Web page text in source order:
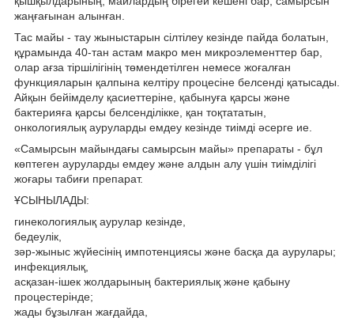
жаңғағынан алынған.
Тас майы - тау жыныстарын сілтілеу кезінде пайда болатын,
құрамында 40-тан астам макро мен микроэлементтер бар,
олар ағза тіршілігінің төмендетілген немесе жоғалған
функцияларын қалпына келтіру процесіне белсенді қатысады.
Айқын бейімделу қасиеттеріне, қабынуға қарсы және
бактерияға қарсы белсенділікке, қан тоқтататын,
онкологиялық ауруларды емдеу кезінде тиімді әсерге ие.
«Самырсын майындағы самырсын майы» препараты - бұл
көптеген ауруларды емдеу және алдын алу үшін тиімділігі
жоғары табиғи препарат.
ҰСЫНЫЛАДЫ:
гинекологиялық аурулар кезінде,
бедеулік,
зәр-жыныс жүйесінің импотенциясы және басқа да аурулары;
инфекциялық,
асқазан-ішек жолдарының бактериялық және қабыну
процестерінде;
жады бұзылған жағдайда,